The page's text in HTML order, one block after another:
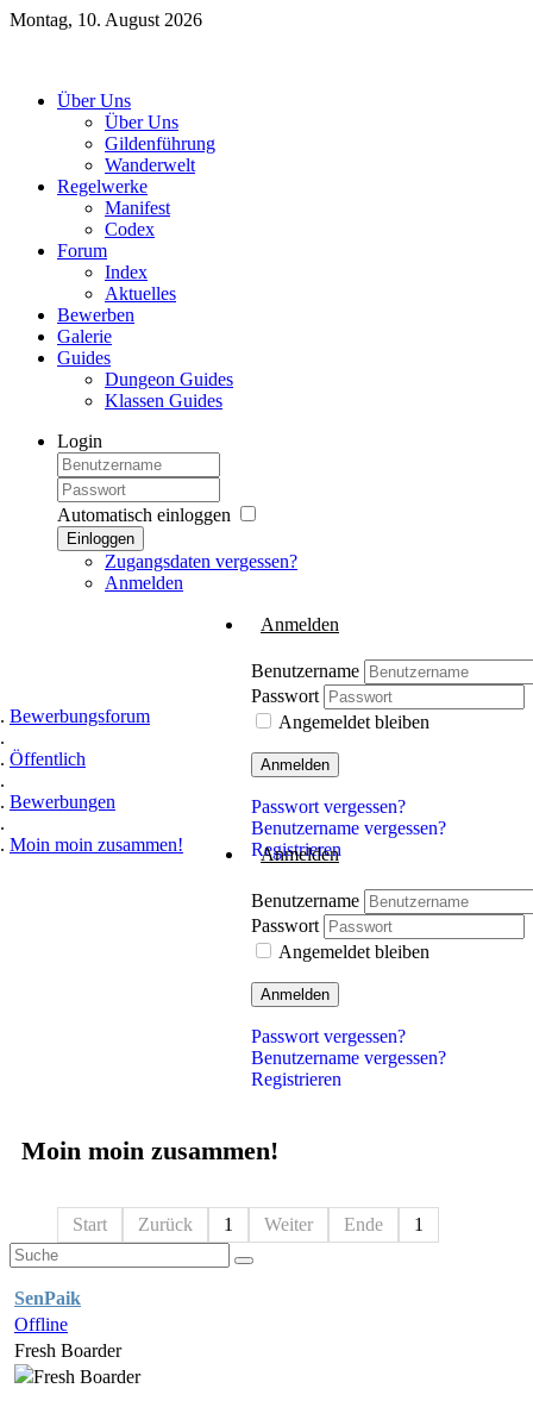
Montag, 10. August 2026
Über Uns
Über Uns
Gildenführung
Wanderwelt
Regelwerke
Manifest
Codex
Forum
Index
Aktuelles
Bewerben
Galerie
Guides
Dungeon Guides
Klassen Guides
Login
Automatisch einloggen
Einloggen
Zugangsdaten vergessen?
Anmelden
Anmelden
Benutzername
Passwort
Angemeldet bleiben
Anmelden
Passwort vergessen?
Benutzername vergessen?
Registrieren
Anmelden
Benutzername
Passwort
Angemeldet bleiben
Anmelden
Passwort vergessen?
Benutzername vergessen?
Registrieren
Bewerbungsforum
Öffentlich
Bewerbungen
Moin moin zusammen!
Moin moin zusammen!
Start Zurück 1 Weiter Ende 1
SenPaik
Offline
Fresh Boarder